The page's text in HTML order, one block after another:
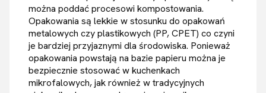
można poddać procesowi kompostowania.
Opakowania są lekkie w stosunku do opakowań
metalowych czy plastikowych (PP, CPET) co czyni
je bardziej przyjaznymi dla środowiska. Ponieważ
opakowania powstają na bazie papieru można je
bezpiecznie stosować w kuchenkach
mikrofalowych, jak również w tradycyjnych